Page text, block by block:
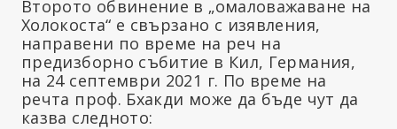
Второто обвинение в „омаловажаване на
Холокоста“ е свързано с изявления,
направени по време на реч на
предизборно събитие в Кил, Германия,
на 24 септември 2021 г. По време на
речта проф. Бхакди може да бъде чут да
казва следното: